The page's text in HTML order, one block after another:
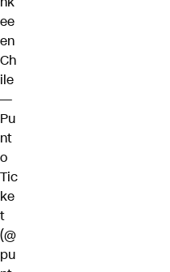
ee
en
Ch
ile
—
Pu
nt
o
Tic
ke
t
(@
pu